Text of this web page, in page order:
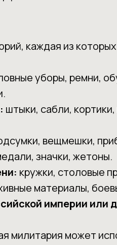
каждая из
уборы, ремни,
штыки, сабли,
вещмешки,
значки, жетоны.
кружки, столовые
материалы,
империи или
милитария может